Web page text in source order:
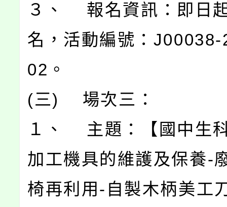
３、 報名資訊：即日
名，活動編號：
02。
(三) 場次三：
１、 主題：【國中生
加工機具的維護及保養-
椅再利用-自製木柄美工